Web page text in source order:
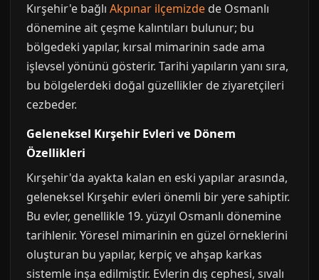
Kırşehir'e bağlı Akpınar ilçemizde de Osmanlı
dönemine ait çeşme kalıntıları bulunur; bu
bölgedeki yapılar, kırsal mimarinin sade ama
işlevsel yönünü gösterir. Tarihi yapıların yanı sıra,
bu bölgelerdeki doğal güzellikler de ziyaretçileri
cezbeder.
Geleneksel Kırşehir Evleri ve Dönem
Özellikleri
Kırşehir'da ayakta kalan en eski yapılar arasında,
geleneksel Kırşehir evleri önemli bir yere sahiptir.
Bu evler, genellikle 19. yüzyıl Osmanlı dönemine
tarihlenir. Yöresel mimarinin en güzel örneklerini
oluşturan bu yapılar, kerpiç ve ahşap karkas
sistemle inşa edilmiştir. Evlerin dış cephesi, sıvalı